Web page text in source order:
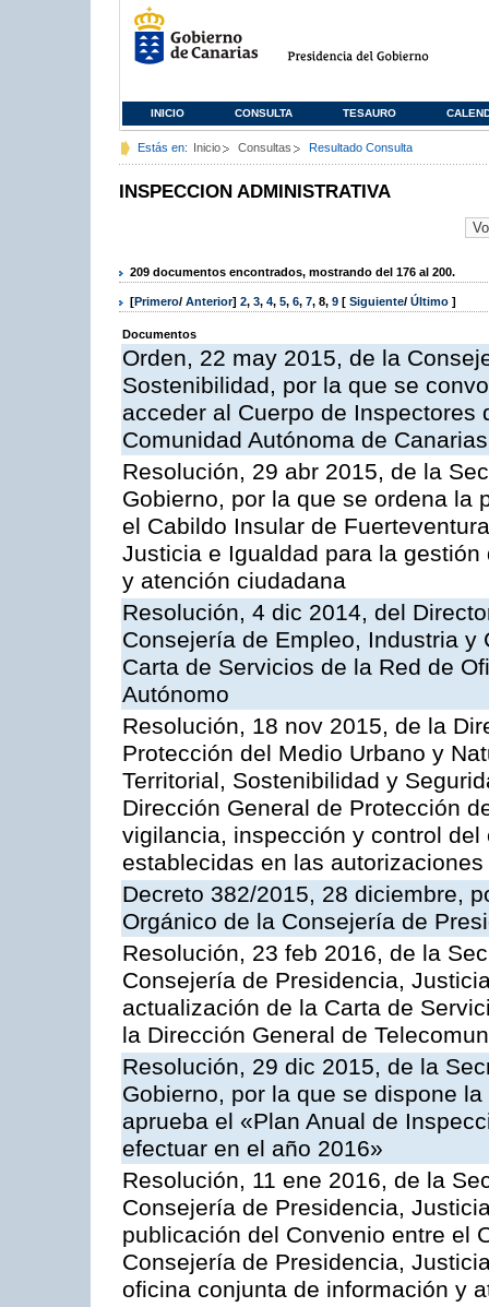
INICIO CONSULTA TESAURO
Estás en: Inicio Consultas Resultado Consulta
INSPECCION ADMINISTRATIVA
209 documentos encontrados, mostrando del 176 al 200.
[Primero/ Anterior] 2, 3, 4, 5, 6, 7, 8, 9 [ Siguiente/ Último ]
Documentos
Orden, 22 may 2015, de la
Sostenibilidad, por la que se
acceder al Cuerpo de
Comunidad Autónoma de Canarias
Resolución, 29 abr 2015, de la
Gobierno, por la que se ordena la
el Cabildo Insular de
Justicia e Igualdad para la
y atención ciudadana
Resolución, 4 dic 2014, del
Consejería de Empleo, Industria
Carta de Servicios de la Red de
Autónomo
Resolución, 18 nov 2015, de la
Protección del Medio Urbano y
Territorial, Sostenibilidad y
Dirección General de Protección
vigilancia, inspección y control
establecidas en las
Decreto 382/2015, 28 diciembre,
Orgánico de la Consejería de
Resolución, 23 feb 2016, de la
Consejería de Presidencia,
actualización de la Carta de
la Dirección General de
Resolución, 29 dic 2015, de la
Gobierno, por la que se dispone
aprueba el «Plan Anual de
efectuar en el año 2016»
Resolución, 11 ene 2016, de la
Consejería de Presidencia,
publicación del Convenio entre el
Consejería de Presidencia,
oficina conjunta de información y